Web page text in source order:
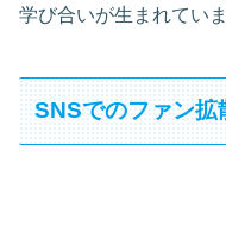
学び合いが生まれていま
SNSでのファン拡